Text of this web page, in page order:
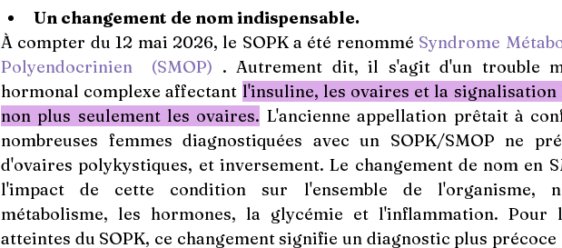
Un changement de nom indispensable.
À compter du 12 mai 2026, le SOPK a été renommé
Polyendocrinien
(SMOP) . Autrement dit, il s'agit d'un trouble
hormonal complexe affectant l'insuline, les ovaires et la
non plus seulement les ovaires. L'ancienne appellation prêtait à
nombreuses femmes diagnostiquées avec un SOPK/SMOP ne
d'ovaires polykystiques, et inversement. Le changement de nom en
l'impact de cette condition sur l'ensemble de l'organisme,
métabolisme, les hormones, la glycémie et l'inflammation. Pour
atteintes du SOPK, ce changement signifie un diagnostic plus